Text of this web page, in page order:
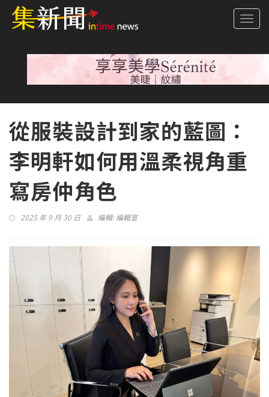
從服裝設計到家的藍圖：
李明軒如何用溫柔視角重
寫房仲角色
2025 年 9 月 30 日 編輯:編輯室